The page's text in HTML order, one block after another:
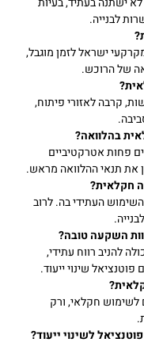
לבנייה.
?
ישראל לזמן מוגבל,
של הרוכש.
?
קרבה לאזורי פיתוח,
בהלוואה?
פחות אטרקטיביים
את תנאי ההלוואה מראש.
חקלאית?
העתידי בה. לרוב
השקעה טובה?
להניב רווח עתידי,
שינוי ייעוד.
?
לשימוש חקלאי, ורק
לשינוי ייעוד?